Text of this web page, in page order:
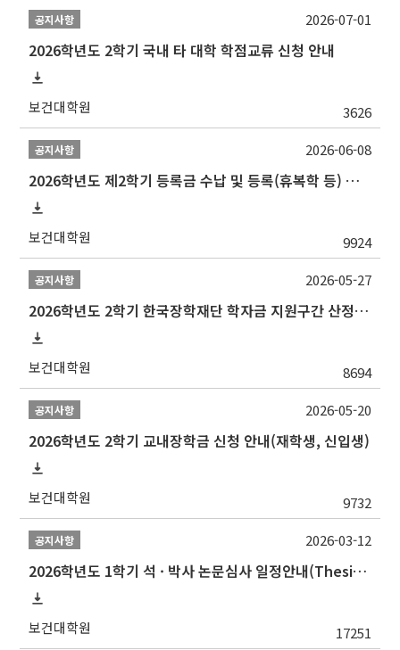
공지사항
2026학년도 2학기 국내 타 대학 학점교류 신청 안내
보건대학원 3626
2026-07-01
공지사항
2026학년도 제2학기 등록금 수납 및 등록(휴복학 등) 일정 안내
보건대학원 9924
2026-06-08
공지사항
2026학년도 2학기 한국장학재단 학자금 지원구간 산정 신청 안내
보건대학원 8694
2026-05-27
공지사항
2026학년도 2학기 교내장학금 신청 안내(재학생, 신입생)
보건대학원 9732
2026-05-20
공지사항
2026학년도 1학기 석 · 박사 논문심사 일정안내(Thesis Defense Schedules)
보건대학원 17251
2026-03-12